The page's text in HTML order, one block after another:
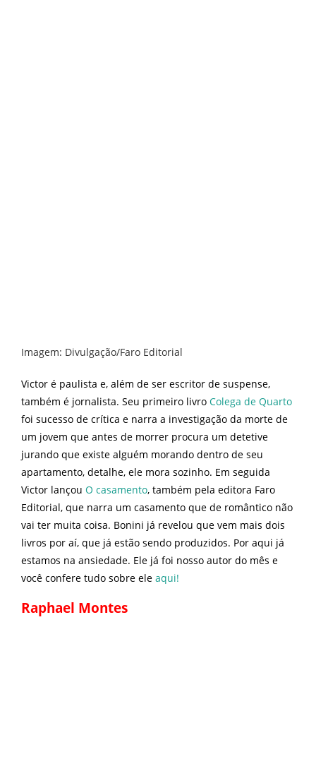
Imagem: Divulgação/Faro Editorial
Victor é paulista e, além de ser escritor de suspense,
também é jornalista. Seu primeiro livro Colega de Quarto
foi sucesso de crítica e narra a investigação da morte de
um jovem que antes de morrer procura um detetive
jurando que existe alguém morando dentro de seu
apartamento, detalhe, ele mora sozinho. Em seguida
Victor lançou O casamento, também pela editora Faro
Editorial, que narra um casamento que de romântico não
vai ter muita coisa. Bonini já revelou que vem mais dois
livros por aí, que já estão sendo produzidos. Por aqui já
estamos na ansiedade. Ele já foi nosso autor do mês e
você confere tudo sobre ele aqui!
Raphael Montes